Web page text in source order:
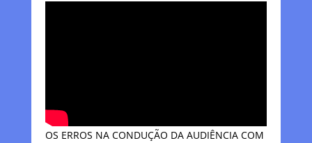
OS ERROS NA CONDUÇÃO DA AUDIÊNCIA COM